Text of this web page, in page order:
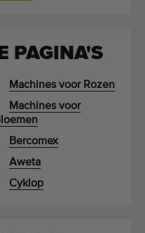
PAGINA'S
Machines voor Rozen
Machines voor
Bercomex
Aweta
Cyklop